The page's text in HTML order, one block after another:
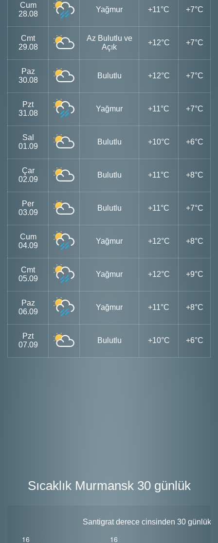
Cum
28.08
Yağmur +11°C +7°C
Cmt
29.08
Az Bulutlu ve
Açık
+12°C +7°C
Paz
30.08
Bulutlu +12°C +7°C
Pzt
31.08
Yağmur +11°C +7°C
Sal
01.09
Bulutlu +10°C +6°C
Çar
02.09
Bulutlu +11°C +8°C
Per
03.09
Bulutlu +11°C +7°C
Cum
04.09
Yağmur +12°C +8°C
Cmt
05.09
Yağmur +12°C +9°C
Paz
06.09
Yağmur +11°C +8°C
Pzt
07.09
Bulutlu +10°C +6°C
Sıcaklık Murmansk 30 günlük
Santigrat derece cinsinden 30 günlük